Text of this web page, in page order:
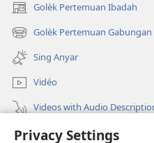
Privacy Settings
Golèk Pertemuan Ibadah
(opens
new
window)
Golèk Pertemuan Gabungan
(opens
new
window)
Sing Anyar
Vidéo
Videos with Audio
Golèk JW.ORG